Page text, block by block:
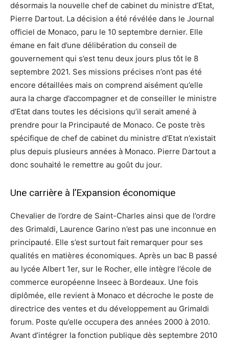
désormais la nouvelle chef de cabinet du ministre d’Etat,
Pierre Dartout. La décision a été révélée dans le Journal
officiel de Monaco, paru le 10 septembre dernier. Elle
émane en fait d’une délibération du conseil de
gouvernement qui s’est tenu deux jours plus tôt le 8
septembre 2021. Ses missions précises n’ont pas été
encore détaillées mais on comprend aisément qu’elle
aura la charge d’accompagner et de conseiller le ministre
d’Etat dans toutes les décisions qu’il serait amené à
prendre pour la Principauté de Monaco. Ce poste très
spécifique de chef de cabinet du ministre d’Etat n’existait
plus depuis plusieurs années à Monaco. Pierre Dartout a
donc souhaité le remettre au goût du jour.
Une carrière à l’Expansion économique
Chevalier de l’ordre de Saint-Charles ainsi que de l’ordre
des Grimaldi, Laurence Garino n’est pas une inconnue en
principauté. Elle s’est surtout fait remarquer pour ses
qualités en matières économiques. Après un bac B passé
au lycée Albert 1er, sur le Rocher, elle intègre l’école de
commerce européenne Inseec à Bordeaux. Une fois
diplômée, elle revient à Monaco et décroche le poste de
directrice des ventes et du développement au Grimaldi
forum. Poste qu’elle occupera des années 2000 à 2010.
Avant d’intégrer la fonction publique dès septembre 2010